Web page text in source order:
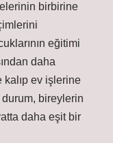
birbirine
eğitimi
daha
kalıp ev işlerine
bireylerin
daha eşit bir